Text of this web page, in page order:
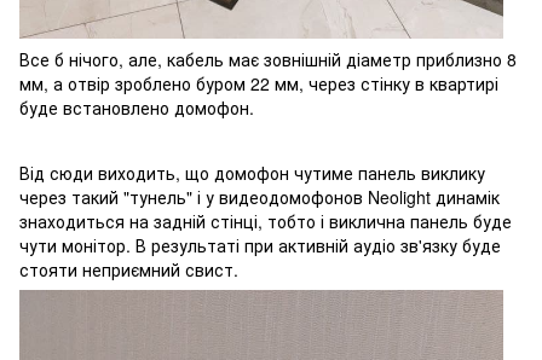
Все б нічого, але, кабель має зовнішній діаметр приблизно 8
мм, а отвір зроблено буром 22 мм, через стінку в квартирі
буде встановлено домофон.
Від сюди виходить, що домофон чутиме панель виклику
через такий "тунель" і у видеодомофонов Neolight динамік
знаходиться на задній стінці, тобто і виклична панель буде
чути монітор. В результаті при активній аудіо зв'язку буде
стояти неприємний свист.